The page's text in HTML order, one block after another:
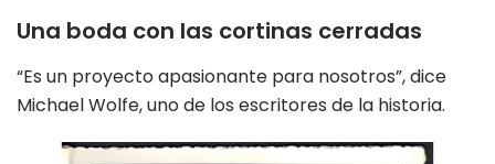
Una boda con las cortinas cerradas
“Es un proyecto apasionante para nosotros”, dice
Michael Wolfe, uno de los escritores de la historia.